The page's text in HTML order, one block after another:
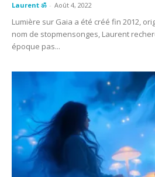
Laurent ॐ - Août 4, 2022
Lumière sur Gaia a été créé fin 2012,
nom de stopmensonges, Laurent
époque pas...